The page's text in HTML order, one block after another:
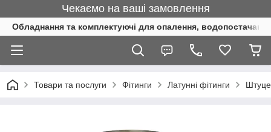
Чекаємо на ваші замовлення
Обладнання та комплектуючі для опалення, водопостачання
Товари та послуги Фітинги Латунні фітинги